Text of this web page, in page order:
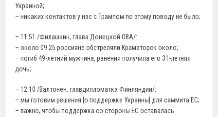
Украиной;
– никаких контактов у нас с Трампом по этому поводу не было;
– 11.51 /Филашкин, глава Донецкой ОВА/:
– около 09.25 россияне обстреляли Краматорск около;
– погиб 49-летний мужчина, ранения получила его 31-летняя
дочь;
– 12.10 /Валтонен, главдипломатка Финляндии/:
– мы готовим решения [о поддержке Украины] для саммита ЕС;
– важно, чтобы поддержка со стороны ЕС оставалась